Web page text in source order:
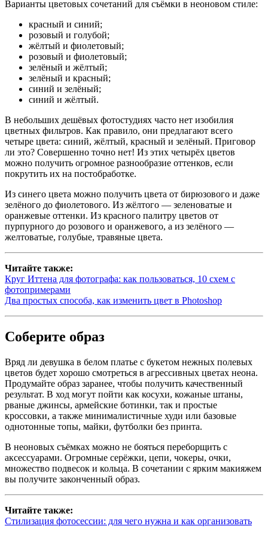
Варианты цветовых сочетаний для съёмки в неоновом стиле:
красный и синий;
розовый и голубой;
жёлтый и фиолетовый;
розовый и фиолетовый;
зелёный и жёлтый;
зелёный и красный;
синий и зелёный;
синий и жёлтый.
В небольших дешёвых фотостудиях часто нет изобилия
цветных фильтров. Как правило, они предлагают всего
четыре цвета: синий, жёлтый, красный и зелёный. Приговор
ли это? Совершенно точно нет! Из этих четырёх цветов
можно получить огромное разнообразие оттенков, если
покрутить их на постобработке.
Из синего цвета можно получить цвета от бирюзового и даже
зелёного до фиолетового. Из жёлтого — зеленоватые и
оранжевые оттенки. Из красного палитру цветов от
пурпурного до розового и оранжевого, а из зелёного —
желтоватые, голубые, травяные цвета.
Читайте также:
Круг Иттена для фотографа: как пользоваться, 10 схем с
фотопримерами
Два простых способа, как изменить цвет в Photoshop
Соберите образ
Вряд ли девушка в белом платье с букетом нежных полевых
цветов будет хорошо смотреться в агрессивных цветах неона.
Продумайте образ заранее, чтобы получить качественный
результат. В ход могут пойти как косухи, кожаные штаны,
рваные джинсы, армейские ботинки, так и простые
кроссовки, а также минималистичные худи или базовые
однотонные топы, майки, футболки без принта.
В неоновых съёмках можно не бояться переборщить с
аксессуарами. Огромные серёжки, цепи, чокеры, очки,
множество подвесок и кольца. В сочетании с ярким макияжем
вы получите законченный образ.
Читайте также:
Стилизация фотосессии: для чего нужна и как организовать